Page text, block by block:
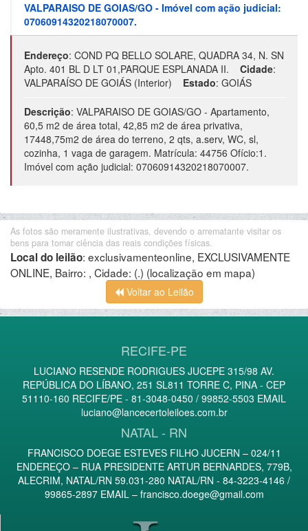
VALPARAISO DE GOIAS/GO - Imóvel com ação judicial:
07060914320218070007.
Endereço: COND PQ BELLO SOLARE, QUADRA 34, N. SN
Apto. 401 BL D LT 01,PARQUE ESPLANADA II.
Cidade:
VALPARAÍSO DE GOIÁS (Interior)
Estado: GOIÁS
Descrição: VALPARAISO DE GOIAS/GO - Apartamento,
60,5 m2 de área total, 42,85 m2 de área privativa,
17448,75m2 de área do terreno, 2 qts, a.serv, WC, sl,
cozinha, 1 vaga de garagem. Matrícula: 44756 Ofício:1.
Imóvel com ação judicial: 07060914320218070007.
As fotos são meramente ilustrativas, devendo o arrematante visitar os
bens para tomar ciência das reais condições físicas.
Local do leilão: exclusivamenteonline, EXCLUSIVAMENTE
ONLINE, Bairro: , Cidade: (.) (localização em mapa)
Voltar ao Leilão
RECIFE-PE
LUCIANO RESENDE RODRIGUES JUCEPE 315/98 AV.
REPÚBLICA DO LÍBANO, 251 SL811 TORRE C, PINA - CEP
51110-160 RECIFE/PE - 81-3048-0450 / 99852-5503 EMAIL
luciano@lancecertoleiloes.com.br
NATAL - RN
FRANCISCO DOEGE ESTEVES FILHO JUCERN – 024/11
ENDEREÇO – RUA PRESIDENTE ARTUR BERNARDES, 779B,
ALECRIM, NATAL/RN 59.031-280 NATAL/RN - 84-3223-4146 /
99865-2897 EMAIL – francisco.doege@gmail.com